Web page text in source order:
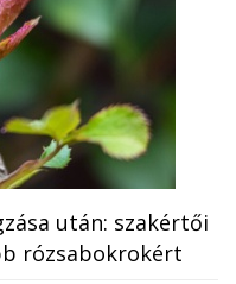
után: szakértői
rózsabokrokért